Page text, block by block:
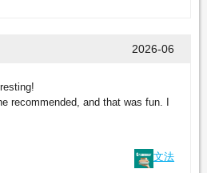
2026-06
recommended, and that was fun. I
文法